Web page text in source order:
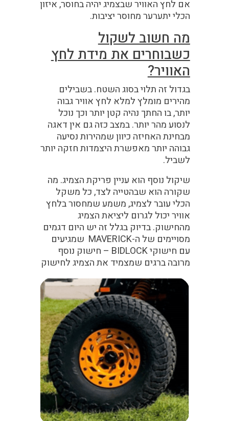
אם לחץ האוויר שבצמיג יהיה בחוסר, איזון
הכלי יתערער מחוסר יציבות.
מה חשוב לשקול
כשבוחרים את מידת לחץ
האוויר?
בגדול זה תלוי בסוג השטח. בשבילים
מהירים מומלץ למלא לחץ אוויר גבוה
יותר, בו החתך נהיה קטן יותר וכך נוכל
לנסוע מהר יותר. במצב כזה גם אין דאגה
מבחינת האחיזה כיוון שמהירות נסיעה
גבוהה יותר מאפשרת היצמדות חזקה יותר
לשביל.
שיקול נוסף הוא עניין פריקת הצמיג. מה
שקורה הוא שבהטייה לצד, כל משקל
הכלי עובר לצמיג, משמע שמחסור בלחץ
אוויר יכול לגרום ליציאת הצמיג
מהחישוק. בדיוק בגלל זה יש היום דגמים
מסויימים של ה-MAVERICK שמגיעים
עם חישוקיBIDLOCK – חישוק נוסף
מרובה ברגים שמצמיד את הצמיג לחישוק